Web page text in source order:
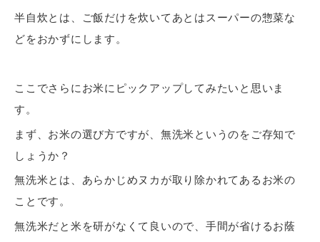
半自炊とは、ご飯だけを炊いてあとはスーパーの惣菜な
どをおかずにします。
ここでさらにお米にピックアップしてみたいと思いま
す。
まず、お米の選び方ですが、無洗米というのをご存知で
しょうか？
無洗米とは、あらかじめヌカが取り除かれてあるお米の
ことです。
無洗米だと 米を研がなくて良いので、手間が省けるお蔭